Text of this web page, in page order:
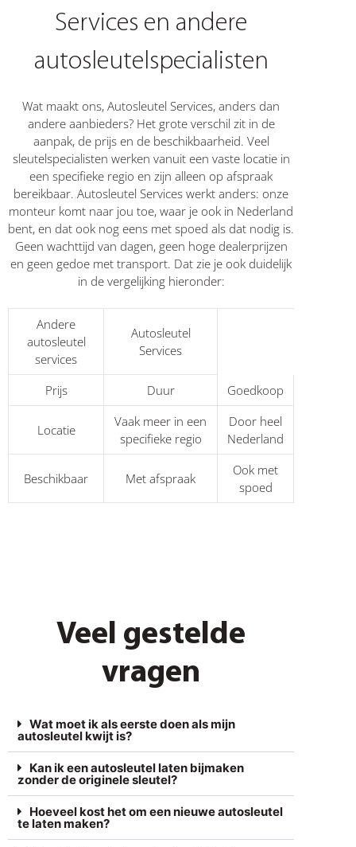
Services en andere
autosleutelspecialisten
Wat maakt ons, Autosleutel Services, anders dan
andere aanbieders? Het grote verschil zit in de
aanpak, de prijs en de beschikbaarheid. Veel
sleutelspecialisten werken vanuit een vaste locatie in
een specifieke regio en zijn alleen op afspraak
bereikbaar. Autosleutel Services werkt anders: onze
monteur komt naar jou toe, waar je ook in Nederland
bent, en dat ook nog eens met spoed als dat nodig is.
Geen wachttijd van dagen, geen hoge dealerprijzen
en geen gedoe met transport. Dat zie je ook duidelijk
in de vergelijking hieronder:
Andere
autosleutel
services
Autosleutel
Services
Prijs Duur Goedkoop
Locatie
Vaak meer in een
specifieke regio
Door heel
Nederland
Beschikbaar Met afspraak
Ook met
spoed
Veel gestelde
vragen
Wat moet ik als eerste doen als mijn
autosleutel kwijt is?
Kan ik een autosleutel laten bijmaken
zonder de originele sleutel?
Hoeveel kost het om een nieuwe autosleutel
te laten maken?